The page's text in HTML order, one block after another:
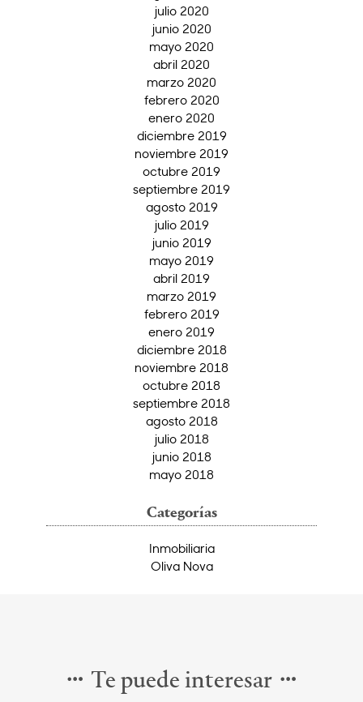
julio 2020
junio 2020
mayo 2020
abril 2020
marzo 2020
febrero 2020
enero 2020
diciembre 2019
noviembre 2019
octubre 2019
septiembre 2019
agosto 2019
julio 2019
junio 2019
mayo 2019
abril 2019
marzo 2019
febrero 2019
enero 2019
diciembre 2018
noviembre 2018
octubre 2018
septiembre 2018
agosto 2018
julio 2018
junio 2018
mayo 2018
Categorías
Inmobiliaria
Oliva Nova
Te puede interesar